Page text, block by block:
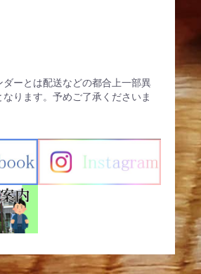
ーとは配送などの都合上一部異
ります。予めご了承くださいま